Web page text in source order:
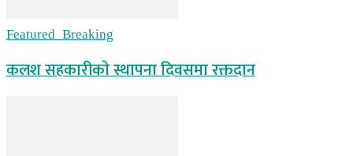
Featured_Breaking
कलश सहकारीकाे स्थापना दिवसमा रक्तदान